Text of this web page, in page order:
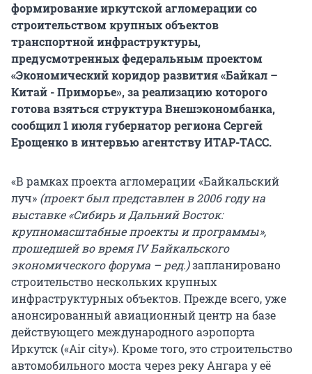
формирование иркутской агломерации со
строительством крупных объектов
транспортной инфраструктуры,
предусмотренных федеральным проектом
«Экономический коридор развития «Байкал –
Китай - Приморье», за реализацию которого
готова взяться структура Внешэкономбанка,
сообщил 1 июля губернатор региона Сергей
Ерощенко в интервью агентству ИТАР-ТАСС.
«В рамках проекта агломерации «Байкальский
луч» (проект был представлен в 2006 году на
выставке «Сибирь и Дальний Восток:
крупномасштабные проекты и программы»,
прошедшей во время IV Байкальского
экономического форума – ред.)запланировано
строительство нескольких крупных
инфраструктурных объектов. Прежде всего, уже
анонсированный авиационный центр на базе
действующего международного аэропорта
Иркутск («Air city»). Кроме того, это строительство
автомобильного моста через реку Ангара у её